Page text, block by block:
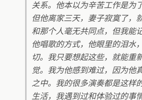
关系。他本以为辛苦工作是为
但他离家三天，妻子寂寞了，
和那个人毫无共同点，但我能
他唱歌的方式，他眼里的泪水
切。我只要想起这些，就能重
觉。我为他感到难过，因为他
之中。我的很多演奏都是这样
生活，我遇到过和体验过的事